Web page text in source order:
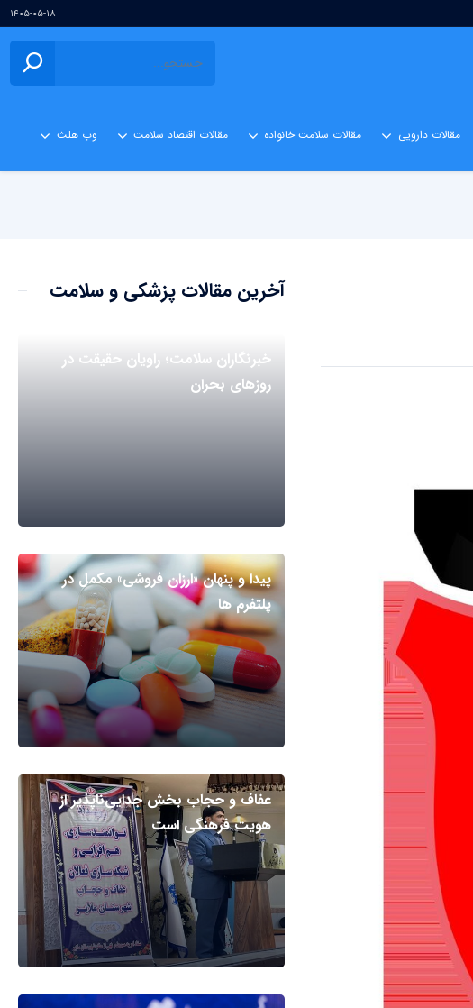
۱۴۰۵-۰۵-۱۸
مقالات دارویی مقالات سلامت خانواده مقالات اقتصاد سلامت وب هلث
آخرین مقالات پزشکی و سلامت
خبرنگاران سلامت؛ راویان حقیقت در
روزهای بحران
پیدا و پنهان «ارزان فروشی» مکمل در
پلتفرم ها
عفاف و حجاب بخش جدایی‌ناپذیر از
هویت فرهنگی است